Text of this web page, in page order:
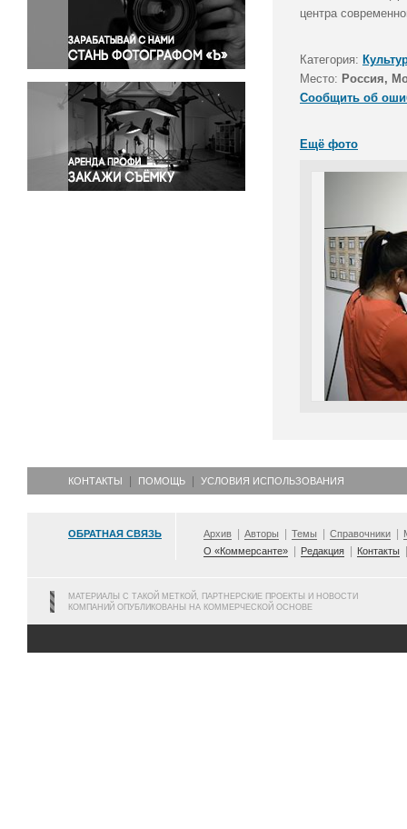
Правосудие
Происшествия и конфликты
Религия
Светская жизнь
Спорт
Экология
Экономика и бизнес
центра
Категория:
Место: Россия,
Сообщить об
Ещё фото
КОНТАКТЫ ПОМОЩЬ УСЛОВИЯ ИСПОЛЬЗОВАНИЯ
ОБРАТНАЯ СВЯЗЬ Архив Авторы Темы Справочники
О «Коммерсанте»
Редакция Контакты
МАТЕРИАЛЫ С ТАКОЙ МЕТКОЙ, ПАРТНЕРСКИЕ ПРОЕКТЫ И НОВОСТИ
КОМПАНИЙ ОПУБЛИКОВАНЫ НА КОММЕРЧЕСКОЙ ОСНОВЕ